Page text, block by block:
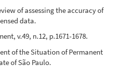
of assessing the accuracy of
data.
v.49, n.12, p.1671-1678.
of the Situation of Permanent
of São Paulo.